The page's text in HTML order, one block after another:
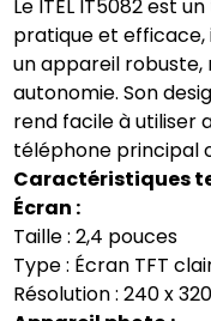
Le ITEL IT5082 est
pratique et
un appareil
autonomie. Son
rend facile à utiliser
téléphone principal
Caractéristiques
Écran :
Taille : 2,4 pouces
Type : Écran TFT
Résolution : 240 x